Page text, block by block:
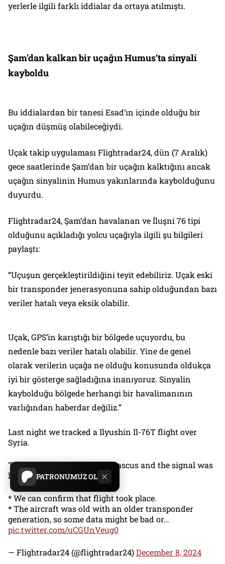
PATRONUMUZ OL
yerlerle ilgili farklı iddialar da ortaya atılmıştı.
Şam’dan kalkan bir uçağın Humus’ta sinyali
kayboldu
Bu iddialardan bir tanesi Esad’ın içinde olduğu bir
uçağın düşmüş olabileceğiydi.
Uçak takip uygulaması Flightradar24, dün (7 Aralık)
gece saatlerinde Şam’dan bir uçağın kalktığını ancak
uçağın sinyalinin Humus yakınlarında kaybolduğunu
duyurdu.
Flightradar24, Şam’dan havalanan ve İluşni 76 tipi
olduğunu açıkladığı yolcu uçağıyla ilgili şu bilgileri
paylaştı:
“Uçuşun gerçekleştirildiğini teyit edebiliriz. Uçak eski
bir transponder jenerasyonuna sahip olduğundan bazı
veriler hatalı veya eksik olabilir.
Uçak, GPS’in karıştığı bir bölgede uçuyordu, bu
nedenle bazı veriler hatalı olabilir. Yine de genel
olarak verilerin uçağa ne olduğu konusunda oldukça
iyi bir gösterge sağladığına inanıyoruz. Sinyalin
kaybolduğu bölgede herhangi bir havalimanının
varlığından haberdar değiliz.”
Last night we tracked a Ilyushin Il-76T flight over
Syria.
The flight took off from Damascus and the signal was
lost near the city of Homs.
* We can confirm that flight took place.
* The aircraft was old with an older transponder
generation, so some data might be bad or…
pic.twitter.com/uCGUnVeug0
— Flightradar24 (@flightradar24)December 8, 2024